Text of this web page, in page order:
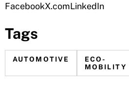
FacebookX.comLinkedIn
Tags
AUTOMOTIVE
ECO-
MOBILITY